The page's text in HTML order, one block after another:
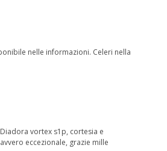
nelle informazioni. Celeri nella
vortex s1p, cortesia e
eccezionale, grazie mille